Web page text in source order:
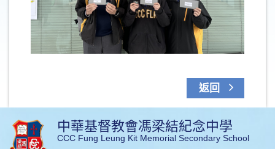
返回
中華基督教會馮梁結紀念中學
CCC Fung Leung Kit Memorial Secondary School